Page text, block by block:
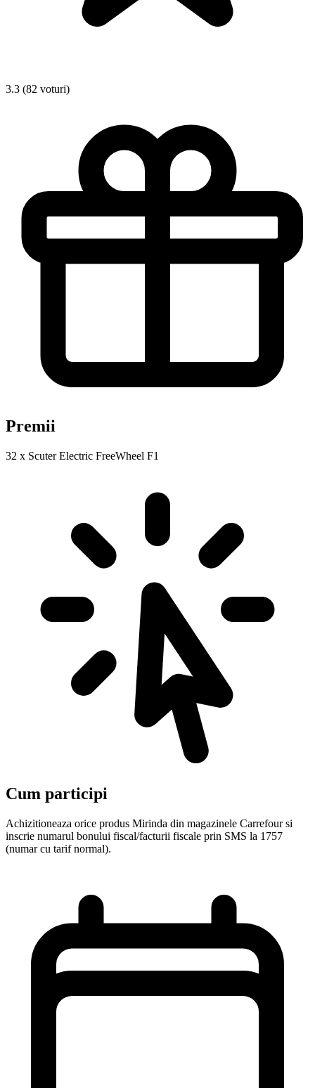
3.3 (82 voturi)
Premii
32 x Scuter Electric FreeWheel F1
Cum participi
Achizitioneaza orice produs Mirinda din magazinele Carrefour si
inscrie numarul bonului fiscal/facturii fiscale prin SMS la 1757
(numar cu tarif normal).